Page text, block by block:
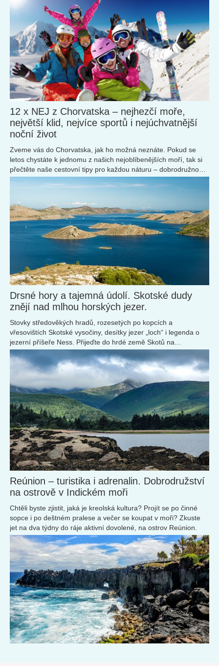
12 x NEJ z Chorvatska – nejhezčí moře,
největší klid, nejvíce sportů i nejúchvatnější
noční život
Zveme vás do Chorvatska, jak ho možná neznáte. Pokud se
letos chystáte k jednomu z našich nejoblíbenějších moří, tak si
přečtěte naše cestovní tipy pro každou náturu – dobrodružnou,
společenskou, sportovní, rodinnou i introvertní.
Drsné hory a tajemná údolí. Skotské dudy
znějí nad mlhou horských jezer.
Stovky středověkých hradů, rozesetých po kopcích a
vřesovištích Skotské vysočiny, desítky jezer „loch“ i legenda o
jezerní příšeře Ness. Přijeďte do hrdé země Skotů na
pohádkovou návštěvu.
Reúnion – turistika i adrenalin. Dobrodružství
na ostrově v Indickém moři
Chtěli byste zjistit, jaká je kreolská kultura? Projít se po činné
sopce i po deštném pralese a večer se koupat v moři? Zkuste
jet na dva týdny do ráje aktivní dovolené, na ostrov Reúnion.